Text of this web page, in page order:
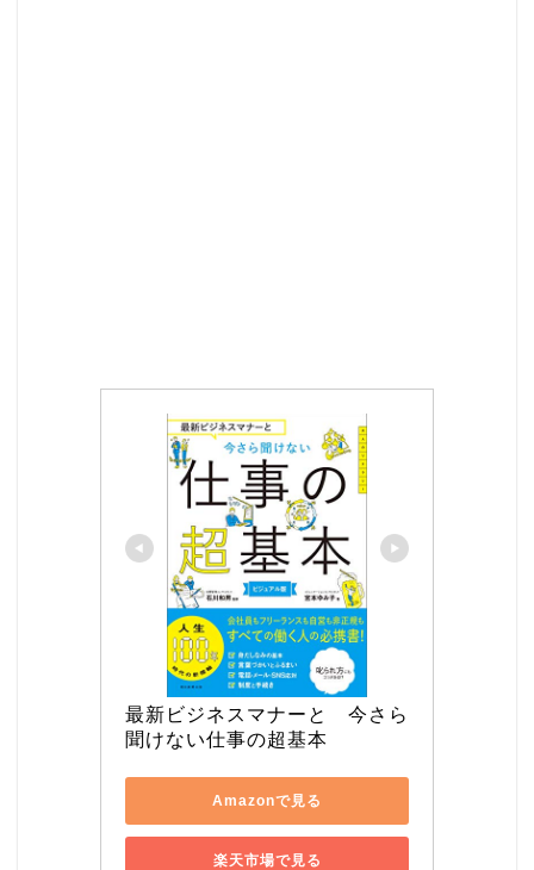
最新ビジネスマナーと　今さら
聞けない仕事の超基本
Amazonで見る
楽天市場で見る